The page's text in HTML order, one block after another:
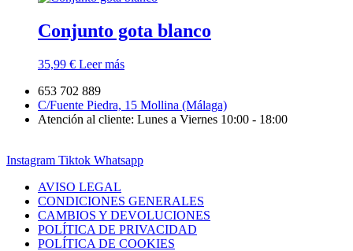
Conjunto gota blanco
35,99 € Leer más
653 702 889
C/Fuente Piedra, 15 Mollina (Málaga)
Atención al cliente: Lunes a Viernes 10:00 - 18:00
Instagram Tiktok Whatsapp
AVISO LEGAL
CONDICIONES GENERALES
CAMBIOS Y DEVOLUCIONES
POLÍTICA DE PRIVACIDAD
POLÍTICA DE COOKIES